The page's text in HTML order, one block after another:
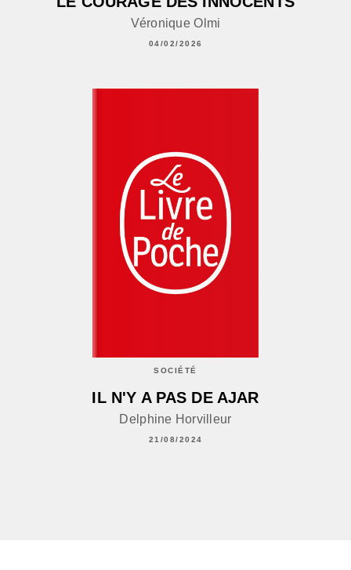
Véronique Olmi
04/02/2026
SOCIÉTÉ
IL N'Y A PAS DE AJAR
Delphine Horvilleur
21/08/2024